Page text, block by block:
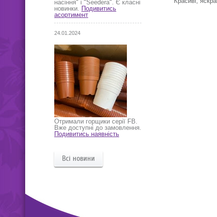
насіння" і "Seedera". Є класні
новинки. Подивитись
асортимент
24.01.2024
Отримали горщики серії FB.
Вже доступні до замовлення.
Подивитись наявність
Всі новини